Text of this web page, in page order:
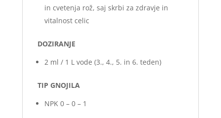
in cvetenja rož, saj skrbi za zdravje in
vitalnost celic
DOZIRANJE
2 ml / 1 L vode (3., 4., 5. in 6. teden)
TIP GNOJILA
NPK 0 – 0 – 1